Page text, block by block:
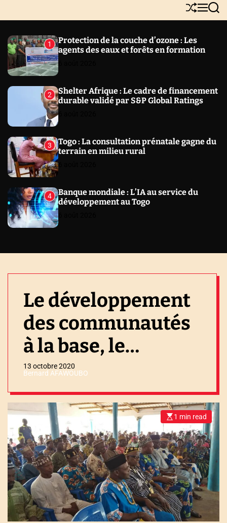
W
S
S
h
ff
l
e
M
e
S
e
1
Protection de la couche d’ozone : Les
agents des eaux et forêts en formation
2
Shelter Afrique : Le cadre de financement
durable validé par S&P Global Ratings
3
Togo : La consultation prénatale gagne du
terrain en milieu rural
4
Banque mondiale : L’IA au service du
développement au Togo
Le développement
des communautés
à la base, le
leitmotiv des
dirigeants
13 octobre 2020
Bernard AFAWOUBO
E
t
i
m
a
t
e
d
r
e
a
d
t
i
1 min read